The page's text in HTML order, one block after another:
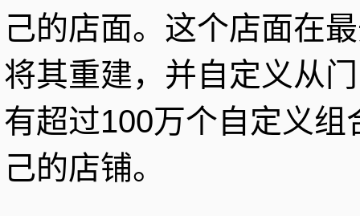
己的店面。这个店面在
将其重建，并自定义从
有超过100万个自定义
己的店铺。